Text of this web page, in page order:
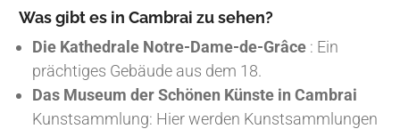
Was gibt es in Cambrai zu sehen?
Die Kathedrale Notre-Dame-de-Grâce : Ein
prächtiges Gebäude aus dem 18.
Das Museum der Schönen Künste in Cambrai
Kunstsammlung: Hier werden Kunstsammlungen